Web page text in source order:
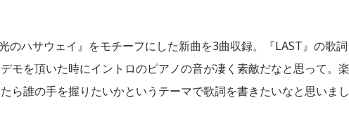
のハサウェイ』をモチーフにした新曲を3曲収録。『LAST』の歌詞
モを頂いた時にイントロのピアノの音が凄く素敵だなと思って。楽
ら誰の手を握りたいかというテーマで歌詞を書きたいなと思いまし